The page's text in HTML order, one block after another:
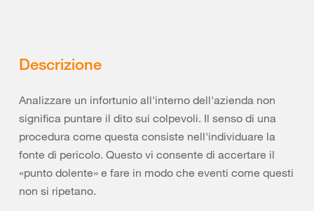
Descrizione
Analizzare un infortunio all'interno dell'azienda non
significa puntare il dito sui colpevoli. Il senso di una
procedura come questa consiste nell'individuare la
fonte di pericolo. Questo vi consente di accertare il
«punto dolente» e fare in modo che eventi come questi
non si ripetano.